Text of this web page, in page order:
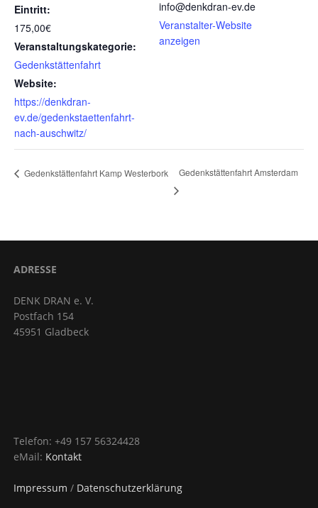
Eintritt:
175,00€
Veranstaltungskategorie:
Gedenkstättenfahrt
Website:
https://denkdran-
ev.de/gedenkstaettenfahrt-
nach-auschwitz/
info@denkdran-ev.de
Veranstalter-Website
anzeigen
Gedenkstättenfahrt Kamp Westerbork Gedenkstättenfahrt Amsterdam
ADRESSE
DENK DRAN e. V.
Postfach 154
45951 Gladbeck
Telefon: +49 157 56324428
eMail: Kontakt
Impressum / Datenschutzerklärung